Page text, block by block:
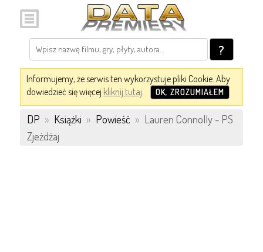
?
Informujemy, że serwis ten wykorzystuje pliki Cookie. Aby
dowiedzieć się więcej kliknij tutaj. OK, ZROZUMIAŁEM
DP » Książki » Powieść » Lauren Connolly - PS
Zjeżdżaj